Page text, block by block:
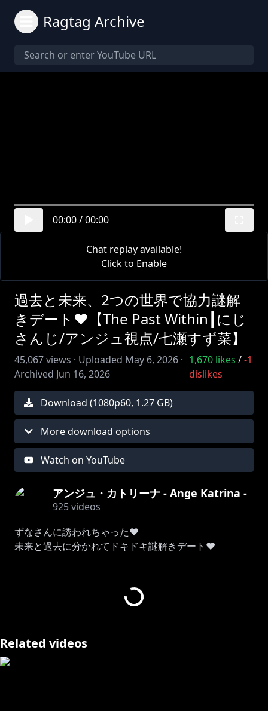
Ragtag Archive
00:00/00:00
Chat replay available!
Click to Enable
過去と未来、2つの世界で協力謎解
きデート❤【The Past Within┃にじ
さんじ/アンジュ視点/七瀬すず菜】
45,067views · Uploaded May 6, 2026 ·
Archived Jun 16, 2026
1,670likes / -1
dislikes
Download (1080p60, 1.27 GB)
More download options
Watch on YouTube
アンジュ・カトリーナ - Ange Katrina -
925videos
ずなさんに誘われちゃった❤
未来と過去に分かれてドキドキ謎解きデート❤
どの時代でも俺はずなを愛すよ…。
ずなさん視点 @NanaseSuzuna
￣￣￣￣￣￣￣￣￣￣￣￣￣￣￣￣￣￣￣￣￣￣￣￣￣
Related videos